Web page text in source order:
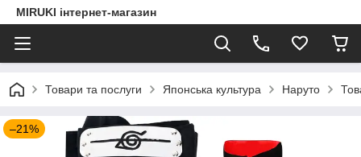
MIRUKI інтернет-магазин
Товари та послуги Японська культура Наруто
–21%